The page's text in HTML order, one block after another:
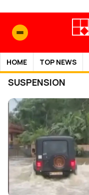
HOME TOP NEWS
SUSPENSION